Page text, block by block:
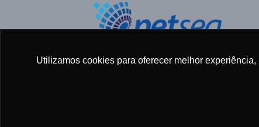
Utilizamos cookies para oferecer melhor
Todos os direitos reservados ©